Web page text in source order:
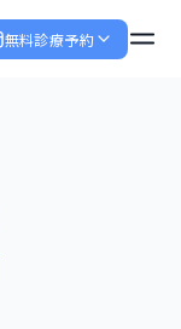
無料診療予約